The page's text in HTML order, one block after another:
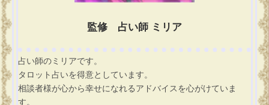
監修 占い師 ミリア
占い師のミリアです。
タロット占いを得意としています。
相談者様が心から幸せになれるアドバイスを心がけていま
す。